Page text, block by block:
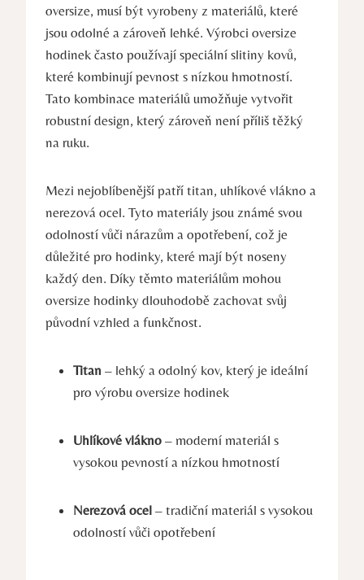
oversize, musí být vyrobeny z materiálů, které
jsou odolné a zároveň lehké. Výrobci oversize
hodinek často používají speciální slitiny kovů,
které kombinují pevnost s nízkou hmotností.
Tato kombinace materiálů umožňuje vytvořit
robustní design, který zároveň není příliš těžký
na ruku.
Mezi nejoblíbenější patří titan, uhlíkové vlákno a
nerezová ocel. Tyto materiály jsou známé svou
odolností vůči nárazům a opotřebení, což je
důležité pro hodinky, které mají být noseny
každý den. Díky těmto materiálům mohou
oversize hodinky dlouhodobě zachovat svůj
původní vzhled a funkčnost.
Titan – lehký a odolný kov, který je ideální
pro výrobu oversize hodinek
Uhlíkové vlákno – moderní materiál s
vysokou pevností a nízkou hmotností
Nerezová ocel – tradiční materiál s vysokou
odolností vůči opotřebení